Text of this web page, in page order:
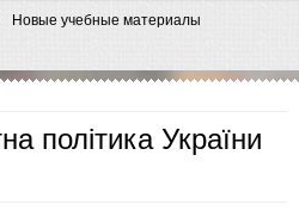
Новые учебные материалы
політика України